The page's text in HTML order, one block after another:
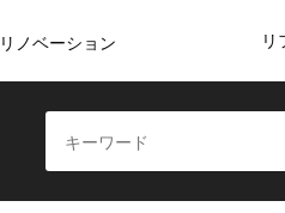
ノベーション リ